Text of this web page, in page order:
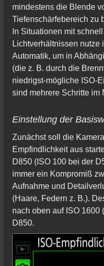
mindestens die Blende
Tiefenschärfebereich zu
In Situationen mit
Lichtverhältnissen nutze
Automatik, um in
(die z. B. durch die
niedrigst-mögliche ISO-
sind mehrere Schritte im
Einstellung der
Zunächst soll die
Empfindlichkeit aus
D850 (ISO 100 bei der
immer ein Kompromiß
Aufnahme und
(Haare, Federn z. B.).
nach oben auf ISO 1600
D850.